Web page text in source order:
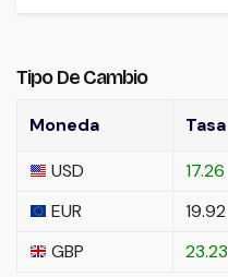
Tipo De Cambio
Moneda Tasa
USD
17.26
EUR
19.92
GBP
23.23